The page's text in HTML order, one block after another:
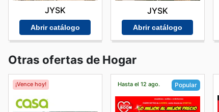
JYSK
Abrir catálogo
JYSK
Abrir catálogo
Otras ofertas de Hogar
¡Vence hoy! Hasta el 12 ago. Popular